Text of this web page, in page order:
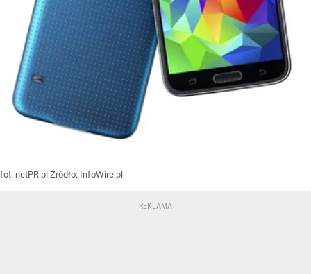
fot. netPR.pl Źródło: InfoWire.pl